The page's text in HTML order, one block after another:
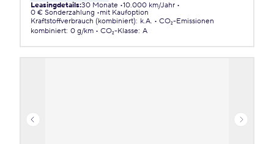
Leasingdetails:30 Monate 10.000 km/Jahr
0 € Sonderzahlung
mit Kaufoption
Kraftstoffverbrauch (kombiniert): k.A.
CO₂-Emissionen
kombiniert: 0 g/km CO₂-Klasse: A